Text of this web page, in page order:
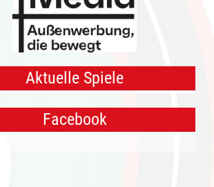
Aktuelle Spiele
Facebook